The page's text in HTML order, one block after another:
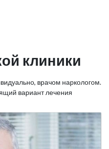
клиники
врачом наркологом.
вариант лечения